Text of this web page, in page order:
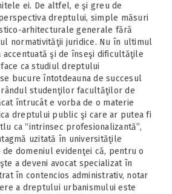
ei. De altfel, e şi greu de
dreptului, simple măsuri
arhitecturale generale fără
normativităţii juridice. Nu în ultimul
accentuată şi de înseşi dificultăţile
ca studiul dreptului
bucure întotdeauna de succesul
studenţilor facultăţilor de
întrucât e vorba de o materie
dreptului public şi care ar putea fi
ca “intrinsec profesionalizantă”,
uzitată în universităţile
de domeniul evidenţei că, pentru o
a deveni avocat specializat în
în contencios administrativ, notar
a dreptului urbanismului este